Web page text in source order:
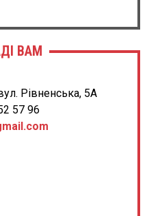
ВАМ
Рівненська, 5А
57 96